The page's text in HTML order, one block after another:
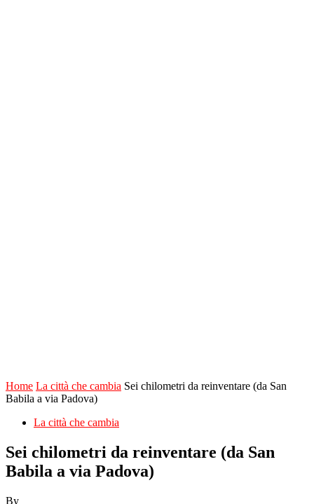
Home La città che cambia Sei chilometri da reinventare (da San
Babila a via Padova)
La città che cambia
Sei chilometri da reinventare (da San
Babila a via Padova)
By